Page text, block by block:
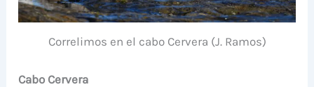
Correlimos en el cabo Cervera (J. Ramos)
Cabo Cervera